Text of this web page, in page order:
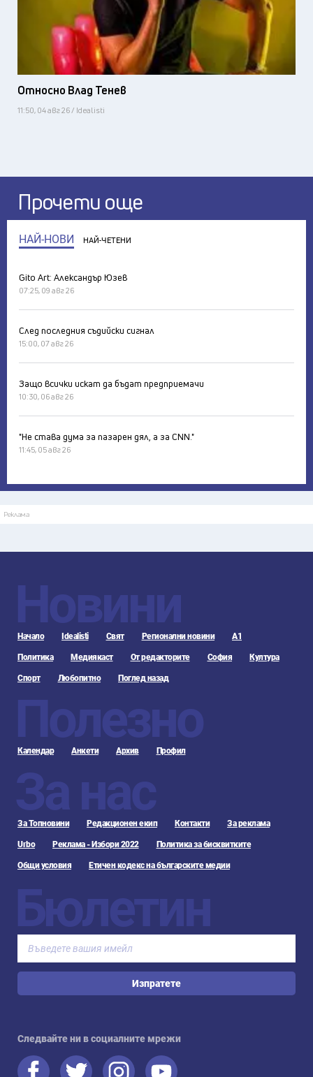
Относно Влад Тенев
11:50, 04 авг 26 / Idealisti
Прочети още
НАЙ-НОВИ НАЙ-ЧЕТЕНИ
Gito Art: Александър Юзев
07:25, 09 авг 26
След последния съдийски сигнал
15:00, 07 авг 26
Защо всички искат да бъдат предприемачи
10:30, 06 авг 26
"Не става дума за пазарен дял, а за CNN."
11:45, 05 авг 26
Реклама
Новини
Начало Idealisti Свят Регионални новини А1
Политика Медиякаст От редакторите София Култура
Спорт Любопитно Поглед назад
Полезно
Календар Анкети Архив Профил
За нас
За Топновини Редакционен екип Контакти За реклама
Urbo Реклама - Избори 2022 Политика за бисквитките
Общи условия Етичен кодекс на българските медии
Бюлетин
Изпратете
Следвайте ни в социалните мрежи